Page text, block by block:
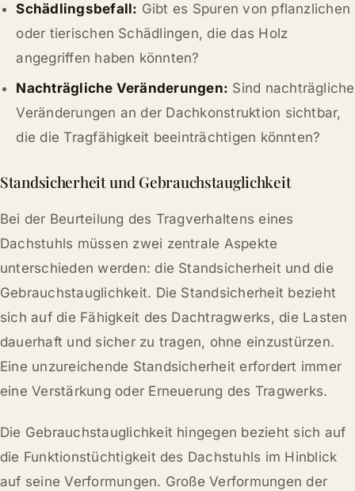
Schädlingsbefall: Gibt es Spuren von pflanzlichen
oder tierischen Schädlingen, die das Holz
angegriffen haben könnten?
Nachträgliche Veränderungen: Sind nachträgliche
Veränderungen an der Dachkonstruktion sichtbar,
die die Tragfähigkeit beeinträchtigen könnten?
Standsicherheit und Gebrauchstauglichkeit
Bei der Beurteilung des Tragverhaltens eines
Dachstuhls müssen zwei zentrale Aspekte
unterschieden werden: die Standsicherheit und die
Gebrauchstauglichkeit. Die Standsicherheit bezieht
sich auf die Fähigkeit des Dachtragwerks, die Lasten
dauerhaft und sicher zu tragen, ohne einzustürzen.
Eine unzureichende Standsicherheit erfordert immer
eine Verstärkung oder Erneuerung des Tragwerks.
Die Gebrauchstauglichkeit hingegen bezieht sich auf
die Funktionstüchtigkeit des Dachstuhls im Hinblick
auf seine Verformungen. Große Verformungen der